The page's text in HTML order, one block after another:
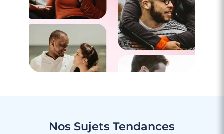
Nos Sujets Tendances